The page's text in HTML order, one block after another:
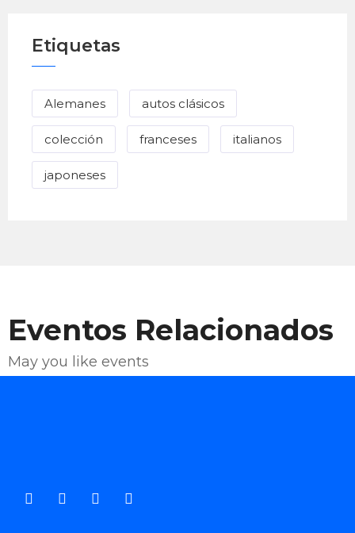
Etiquetas
Alemanes autos clásicos
colección franceses italianos
japoneses
Eventos Relacionados
May you like events